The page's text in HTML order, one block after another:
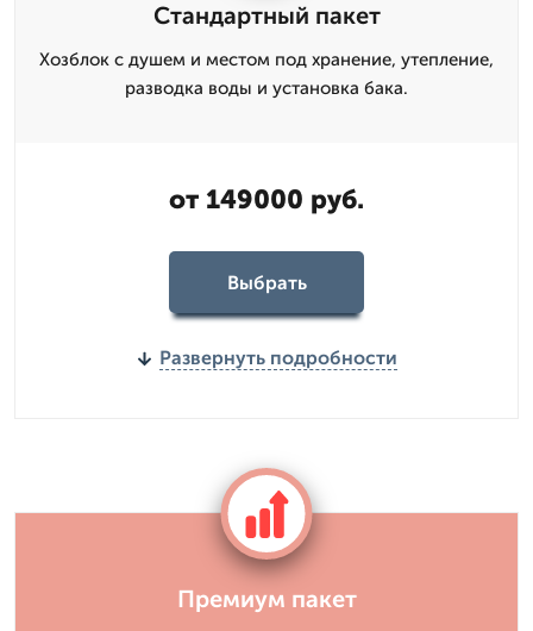
Стандартный пакет
Хозблок с душем и местом под хранение, утепление,
разводка воды и установка бака.
от 149000 руб.
Выбрать
Развернуть подробности
Премиум пакет